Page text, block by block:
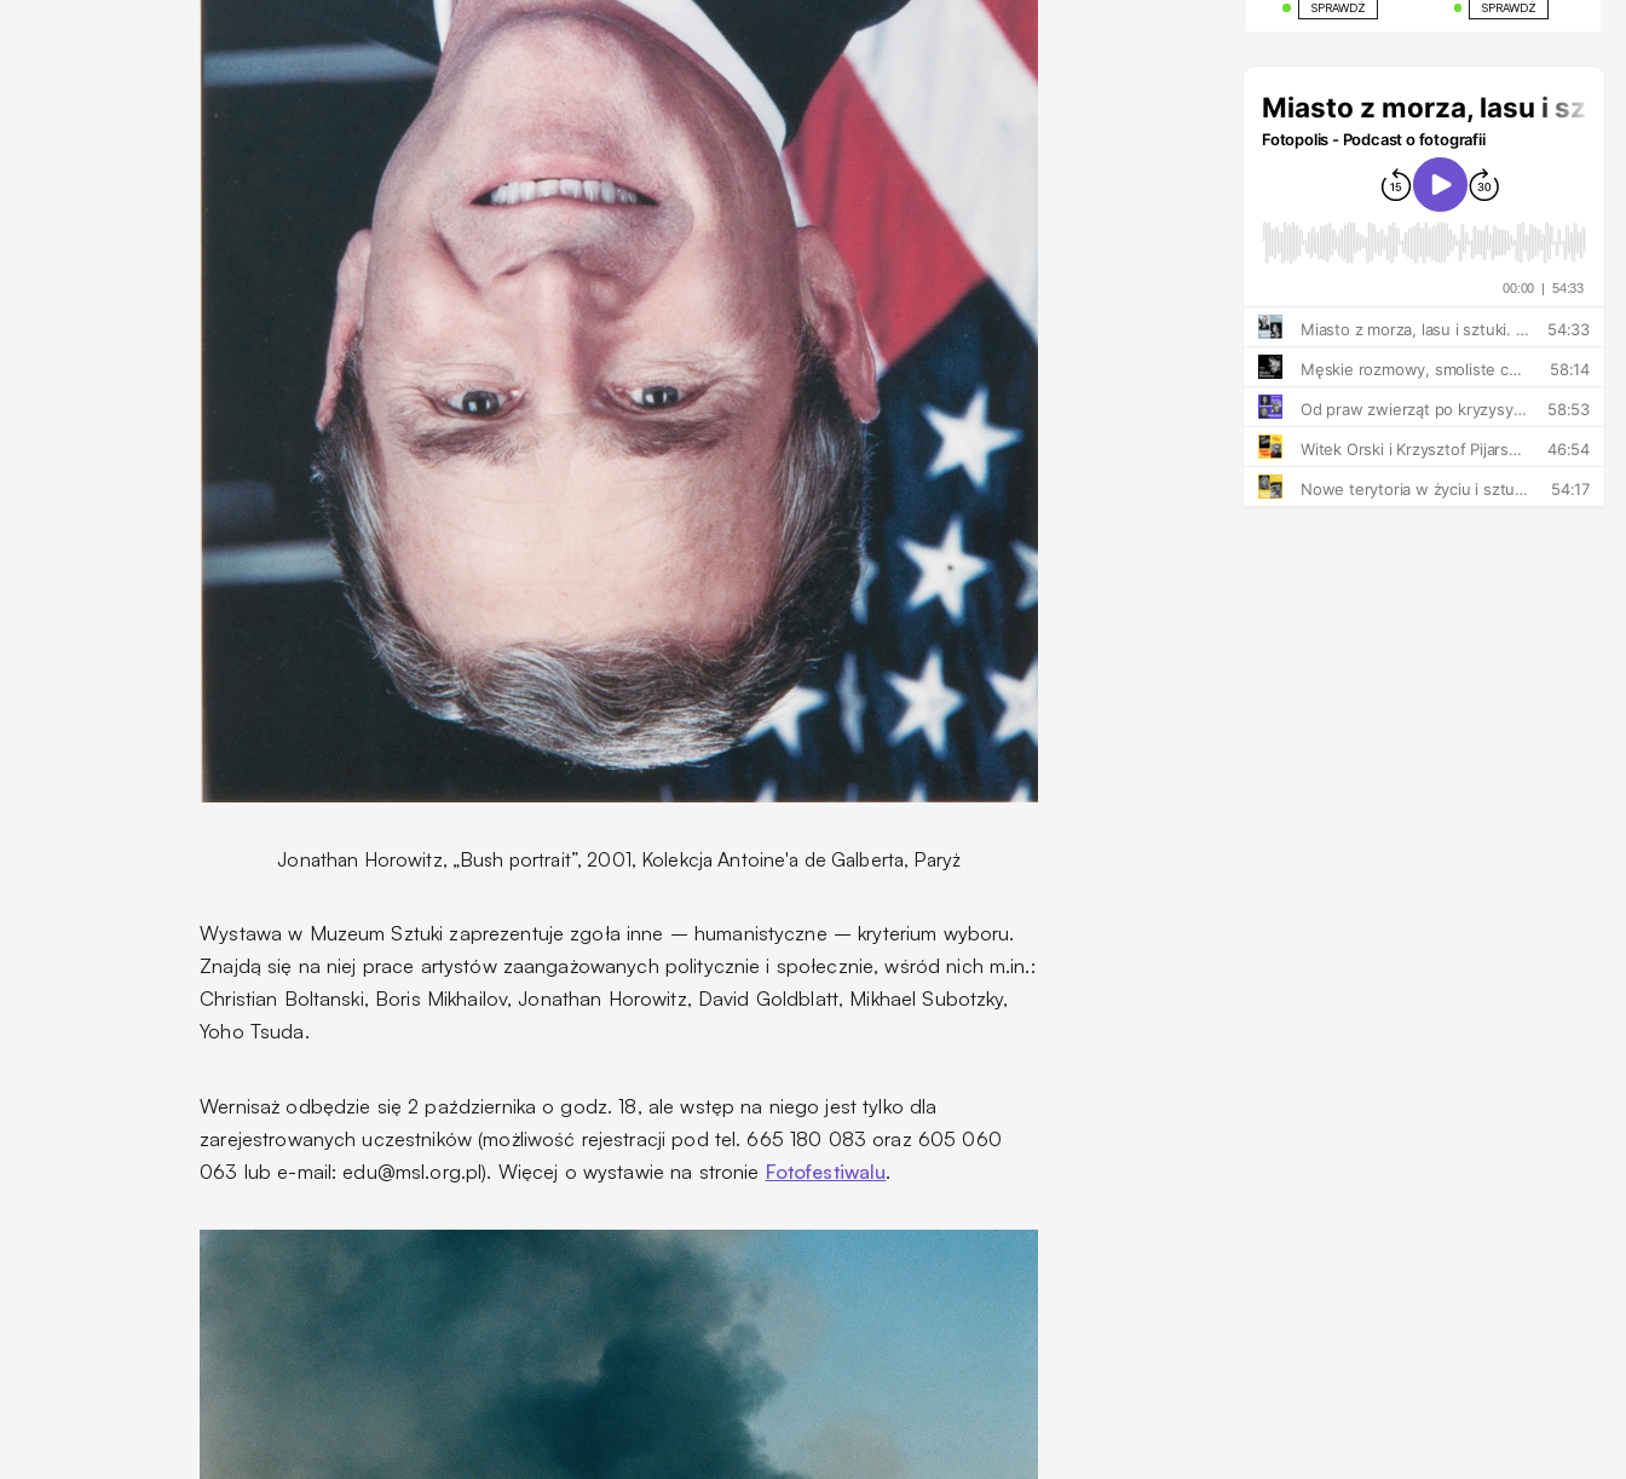
Jonathan Horowitz, „Bush portrait”, 2001, Kolekcja Antoine'a de Galberta, Paryż
Wystawa w Muzeum Sztuki zaprezentuje zgoła inne – humanistyczne – kryterium wyboru.
Znajdą się na niej prace artystów zaangażowanych politycznie i społecznie, wśród nich m.in.:
Christian Boltanski, Boris Mikhailov, Jonathan Horowitz, David Goldblatt, Mikhael Subotzky,
Yoho Tsuda.
Wernisaż odbędzie się 2 października o godz. 18, ale wstęp na niego jest tylko dla
zarejestrowanych uczestników (możliwość rejestracji pod tel. 665 180 083 oraz 605 060
063 lub e-mail: edu@msl.org.pl). Więcej o wystawie na stronie Fotofestiwalu.
SPRAWDŹ SPRAWDŹ